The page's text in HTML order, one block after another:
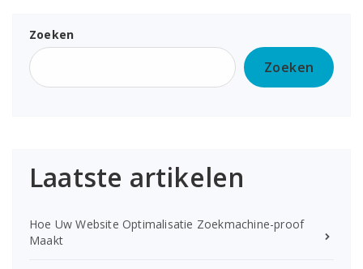
Zoeken
Zoeken
Laatste artikelen
Hoe Uw Website Optimalisatie Zoekmachine-proof
Maakt